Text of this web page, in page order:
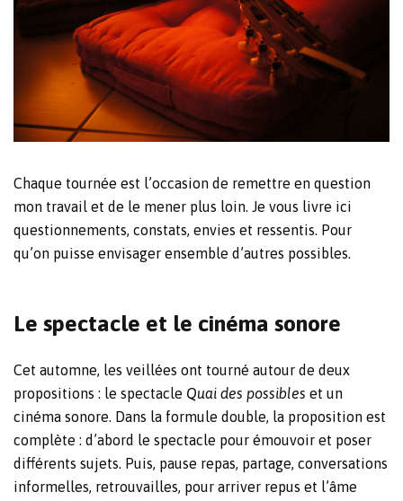
Chaque tournée est l’occasion de remettre en question
mon travail et de le mener plus loin. Je vous livre ici
questionnements, constats, envies et ressentis. Pour
qu’on puisse envisager ensemble d’autres possibles.
Le spectacle et le cinéma sonore
Cet automne, les veillées ont tourné autour de deux
propositions : le spectacle Quai des possibles et un
cinéma sonore. Dans la formule double, la proposition est
complète : d’abord le spectacle pour émouvoir et poser
différents sujets. Puis, pause repas, partage, conversations
informelles, retrouvailles, pour arriver repus et l’âme